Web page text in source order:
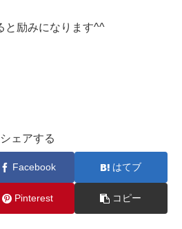
と励みになります^^
シェアする
Facebook はてブ
Pinterest コピー